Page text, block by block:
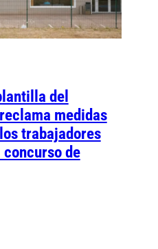
del
medidas
trabajadores
de